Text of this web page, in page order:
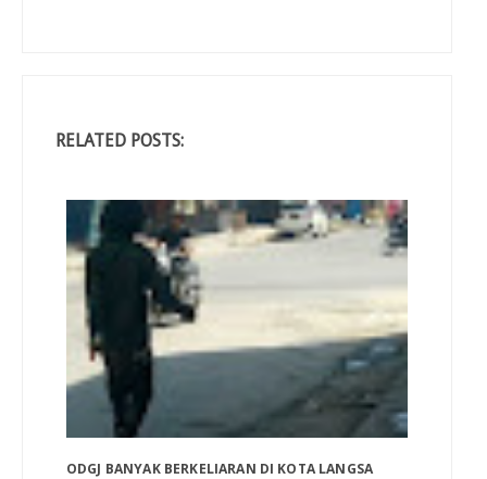
RELATED POSTS:
ODGJ BANYAK BERKELIARAN DI KOTA LANGSA